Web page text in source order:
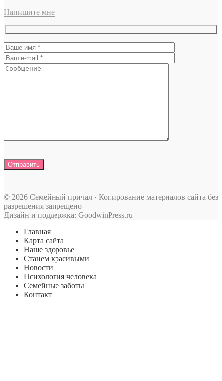
Напишите мне
© 2026 Семейный причал · Копирование материалов сайта без
разрешения запрещено
Дизайн и поддержка: GoodwinPress.ru
Главная
Карта сайта
Наше здоровье
Станем красивыми
Новости
Психология человека
Семейные заботы
Контакт